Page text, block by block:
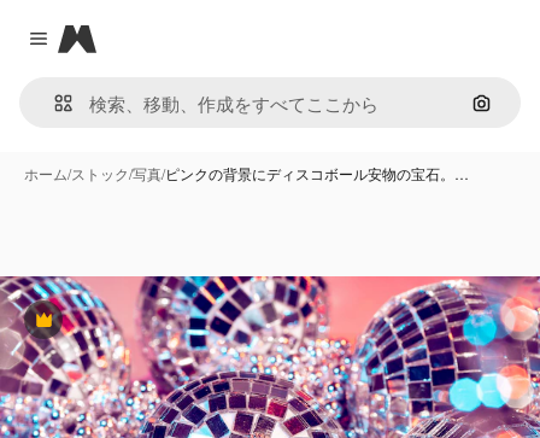
Close menu
Magnific
画像で
ホーム/ストック/写真/ピンクの背景にディスコボール安物の宝石。…
Premium